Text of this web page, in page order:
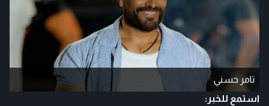
تامر حسني
استمع للخبر: